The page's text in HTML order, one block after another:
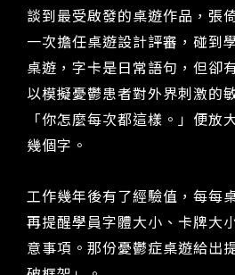
談到最受啟發的桌遊作品，張
一次擔任桌遊設計評審，碰到
桌遊，字卡是日常語句，但卻
以模擬憂鬱患者對外界刺激的
「你怎麼每次都這樣。」便放
幾個字。
工作幾年後有了經驗值，每每
再提醒學員字體大小、卡牌大
意事項。那份憂鬱症桌遊給出